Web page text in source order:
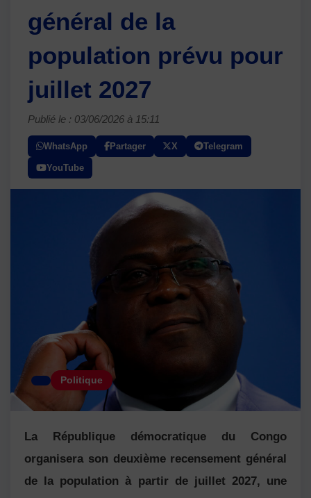
général de la
population prévu pour
juillet 2027
Publié le : 03/06/2026 à 15:11
WhatsApp Partager X Telegram
YouTube
Politique
La République démocratique du Congo
organisera son deuxième recensement général
de la population à partir de juillet 2027, une